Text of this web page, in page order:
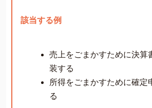
該当する例
売上をごまかすために決算
装する
所得をごまかすために確定
る